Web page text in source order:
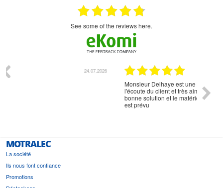
see some of the reviews here.
18.07.2026
Monsieur Delhaye est une personne disponible, à
l'écoute du client et très aimable - cherchant toujours la
bonne solution et le matériel convenant à l'usage qui en
MOTRALEC
La société
Ils nous font confiance
Promotions